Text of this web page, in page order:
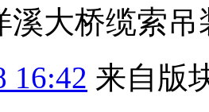
溪大桥缆索吊
16:42 来自版